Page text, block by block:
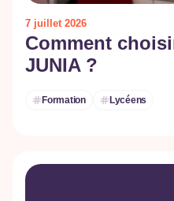
7 juillet 2026
Comment
JUNIA ?
Formation Lycéens